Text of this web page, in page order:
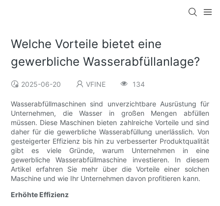
Welche Vorteile bietet eine
gewerbliche Wasserabfüllanlage?
2025-06-20 VFINE 134
Wasserabfüllmaschinen sind unverzichtbare Ausrüstung für
Unternehmen, die Wasser in großen Mengen abfüllen
müssen. Diese Maschinen bieten zahlreiche Vorteile und sind
daher für die gewerbliche Wasserabfüllung unerlässlich. Von
gesteigerter Effizienz bis hin zu verbesserter Produktqualität
gibt es viele Gründe, warum Unternehmen in eine
gewerbliche Wasserabfüllmaschine investieren. In diesem
Artikel erfahren Sie mehr über die Vorteile einer solchen
Maschine und wie Ihr Unternehmen davon profitieren kann.
Erhöhte Effizienz